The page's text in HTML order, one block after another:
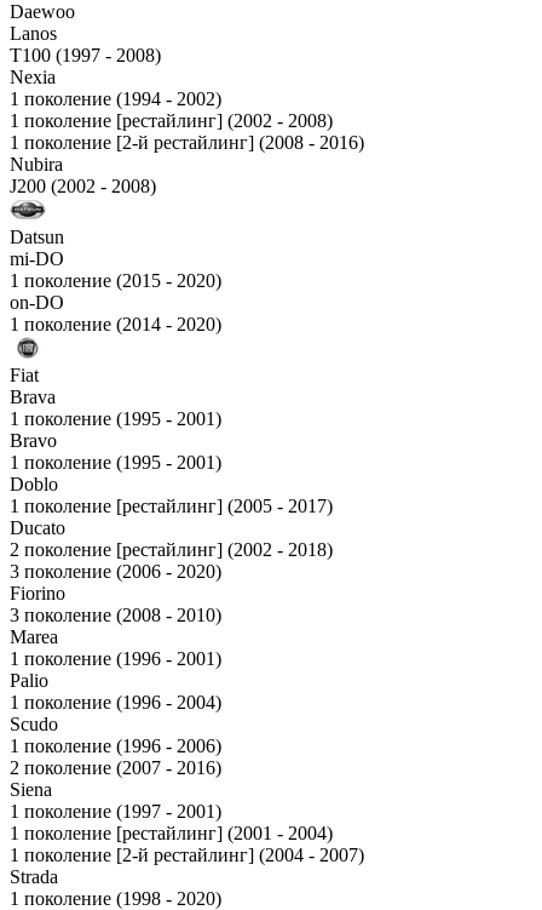
Daewoo
Lanos
T100 (1997 - 2008)
Nexia
1 поколение (1994 - 2002)
1 поколение [рестайлинг] (2002 - 2008)
1 поколение [2-й рестайлинг] (2008 - 2016)
Nubira
J200 (2002 - 2008)
Datsun
mi-DO
1 поколение (2015 - 2020)
on-DO
1 поколение (2014 - 2020)
Fiat
Brava
1 поколение (1995 - 2001)
Bravo
1 поколение (1995 - 2001)
Doblo
1 поколение [рестайлинг] (2005 - 2017)
Ducato
2 поколение [рестайлинг] (2002 - 2018)
3 поколение (2006 - 2020)
Fiorino
3 поколение (2008 - 2010)
Marea
1 поколение (1996 - 2001)
Palio
1 поколение (1996 - 2004)
Scudo
1 поколение (1996 - 2006)
2 поколение (2007 - 2016)
Siena
1 поколение (1997 - 2001)
1 поколение [рестайлинг] (2001 - 2004)
1 поколение [2-й рестайлинг] (2004 - 2007)
Strada
1 поколение (1998 - 2020)